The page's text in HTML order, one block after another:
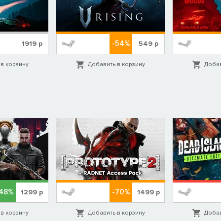
Мы сделали строительство проще с помощью интуитивно
комфорта, которые также предоставляют различные
свой транспорт в безопасности и прячьте с трудом
1919р
корзину
-54% 549р
Добавить в корзину
1299 р
корзину
-70% 1499р
Добавить в корзину